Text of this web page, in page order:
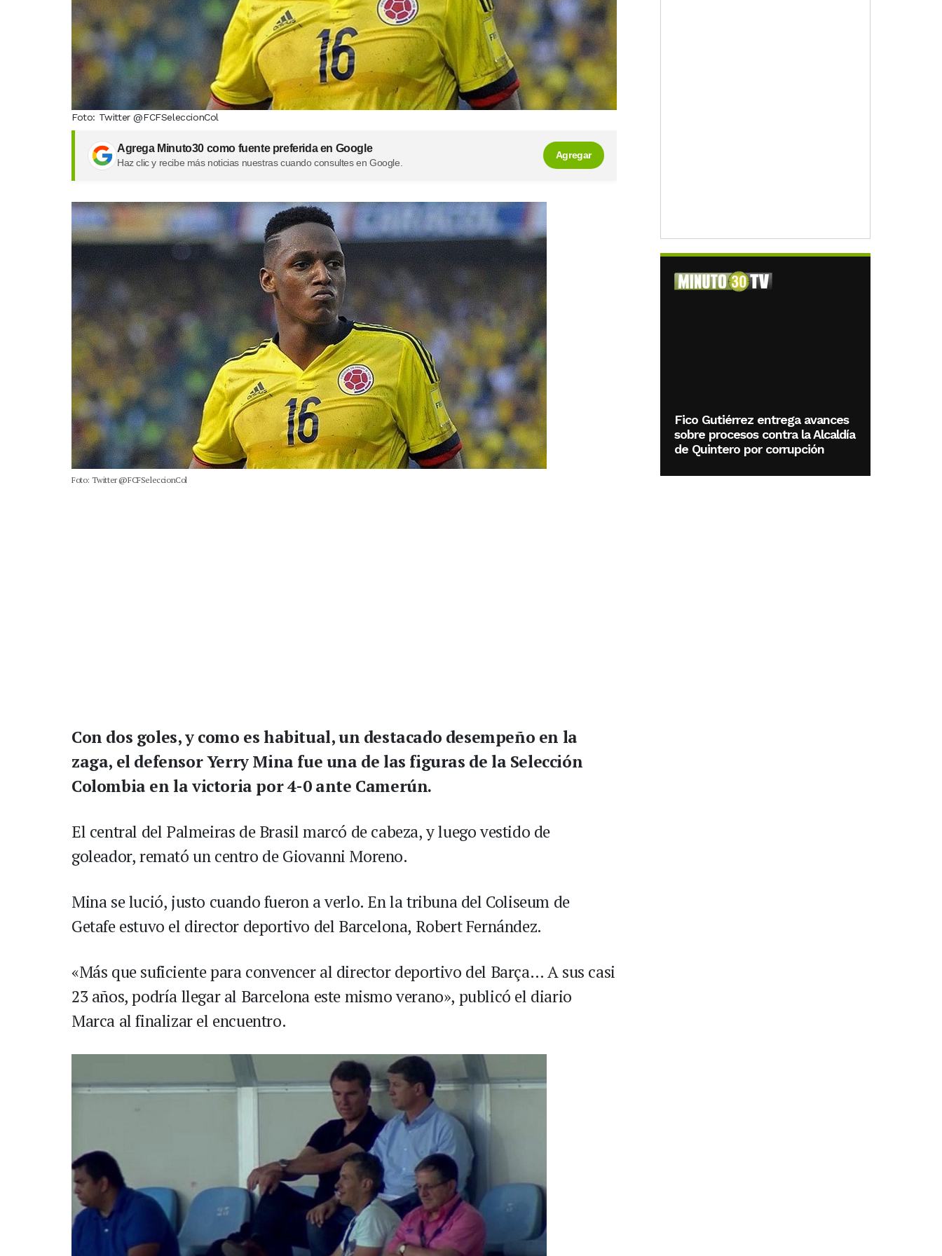
Foto: Twitter @FCFSeleccionCol
Agrega Minuto30 como fuente preferida en Google
Haz clic y recibe más noticias nuestras cuando consultes en Google.
Agregar
Foto: Twitter @FCFSeleccionCol
Con dos goles, y como es habitual, un destacado desempeño en la
zaga, el defensor Yerry Mina fue una de las figuras de la Selección
Colombia en la victoria por 4-0 ante Camerún.
El central del Palmeiras de Brasil marcó de cabeza, y luego vestido de
goleador, remató un centro de Giovanni Moreno.
Mina se lució, justo cuando fueron a verlo. En la tribuna del Coliseum de
Getafe estuvo el director deportivo del Barcelona, Robert Fernández.
«Más que suficiente para convencer al director deportivo del Barça… A sus casi
23 años, podría llegar al Barcelona este mismo verano», publicó el diario
Marca al finalizar el encuentro.
Fico Gutiérrez entrega avances
sobre procesos contra la Alcaldía
de Quintero por corrupción